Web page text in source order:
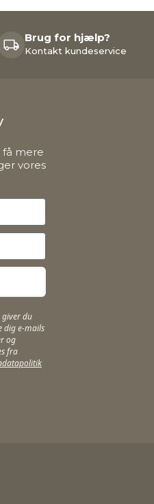
Brug for hjælp?
Kontakt kundeservice
mere
vores
giver du
dig e-mails
og
fra